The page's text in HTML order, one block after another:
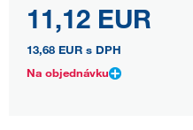
11,12 EUR
13,68 EUR s DPH
Na objednávku